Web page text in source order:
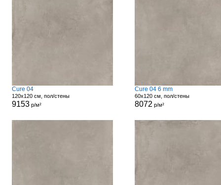
Cure 04
120x120 см, пол/стены
9153р/м²
Cure 04 6 mm
60x120 см, пол/стены
8072 р/м²